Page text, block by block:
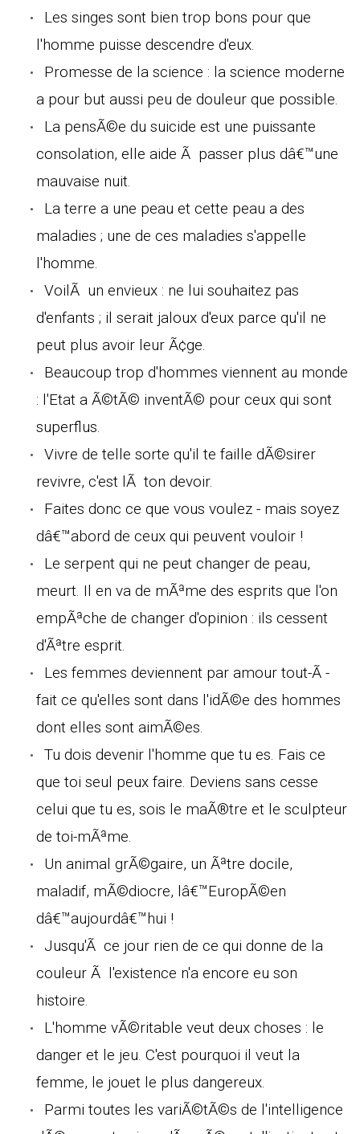
Les singes sont bien trop bons pour que
l'homme puisse descendre d'eux.
Promesse de la science : la science moderne
a pour but aussi peu de douleur que possible.
La pensÃ©e du suicide est une puissante
consolation, elle aide Ã passer plus dâ€™une
mauvaise nuit.
La terre a une peau et cette peau a des
maladies ; une de ces maladies s'appelle
l'homme.
VoilÃ un envieux : ne lui souhaitez pas
d'enfants ; il serait jaloux d'eux parce qu'il ne
peut plus avoir leur Ã¢ge.
Beaucoup trop d'hommes viennent au monde
: l'Etat a Ã©tÃ© inventÃ© pour ceux qui sont
superflus.
Vivre de telle sorte qu'il te faille dÃ©sirer
revivre, c'est lÃ ton devoir.
Faites donc ce que vous voulez - mais soyez
dâ€™abord de ceux qui peuvent vouloir !
Le serpent qui ne peut changer de peau,
meurt. Il en va de mÃªme des esprits que l'on
empÃªche de changer d'opinion : ils cessent
d'Ãªtre esprit.
Les femmes deviennent par amour tout-Ã -
fait ce qu'elles sont dans l'idÃ©e des hommes
dont elles sont aimÃ©es.
Tu dois devenir l'homme que tu es. Fais ce
que toi seul peux faire. Deviens sans cesse
celui que tu es, sois le maÃ®tre et le sculpteur
de toi-mÃªme.
Un animal grÃ©gaire, un Ãªtre docile,
maladif, mÃ©diocre, lâ€™EuropÃ©en
dâ€™aujourdâ€™hui !
Jusqu'Ã ce jour rien de ce qui donne de la
couleur Ã l'existence n'a encore eu son
histoire.
L'homme vÃ©ritable veut deux choses : le
danger et le jeu. C'est pourquoi il veut la
femme, le jouet le plus dangereux.
Parmi toutes les variÃ©tÃ©s de l'intelligence